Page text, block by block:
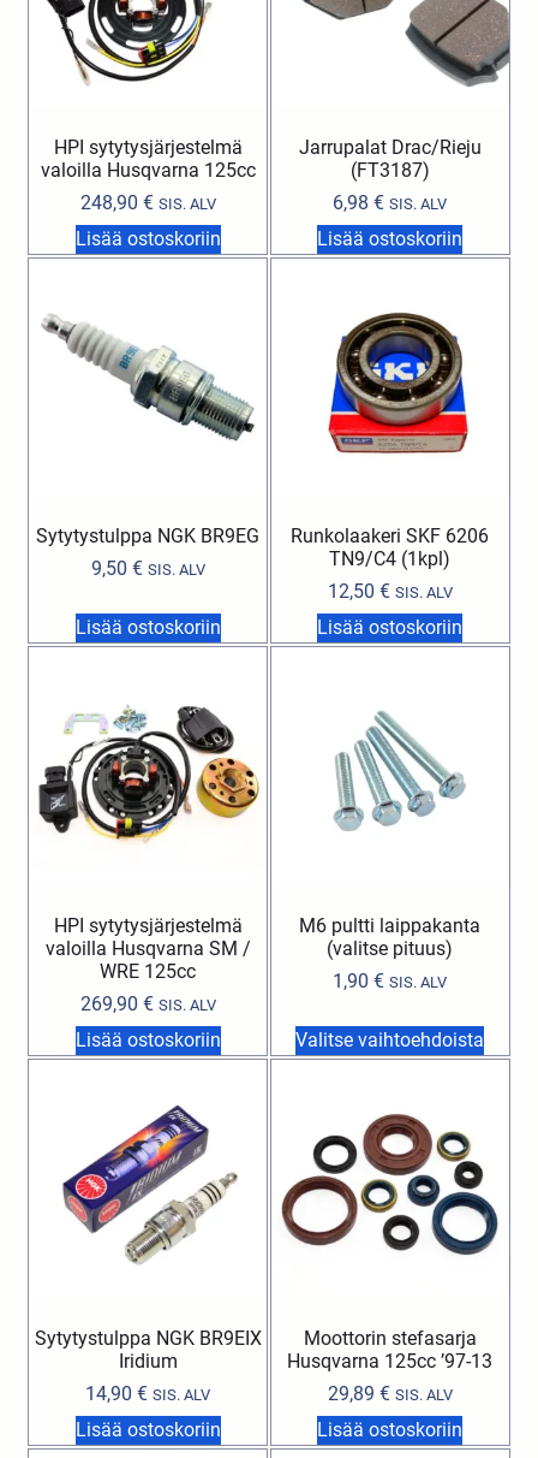
HPI sytytysjärjestelmä
valoilla Husqvarna 125cc
248,90 € SIS. ALV
Lisää ostoskoriin
Jarrupalat Drac/Rieju
(FT3187)
6,98€ SIS. ALV
Lisää ostoskoriin
Sytytystulppa NGK BR9EG
9,50 € SIS. ALV
Lisää ostoskoriin
Runkolaakeri SKF 6206
TN9/C4 (1kpl)
12,50 € SIS. ALV
Lisää ostoskoriin
HPI sytytysjärjestelmä
valoilla Husqvarna SM /
WRE 125cc
269,90 € SIS. ALV
Lisää ostoskoriin
M6 pultti laippakanta
(valitse pituus)
1,90€ SIS. ALV
Valitse vaihtoehdoista
Sytytystulppa NGK BR9EIX
Iridium
14,90€ SIS. ALV
Lisää ostoskoriin
Moottorin stefasarja
Husqvarna 125cc ’97-13
29,89 € SIS. ALV
Lisää ostoskoriin